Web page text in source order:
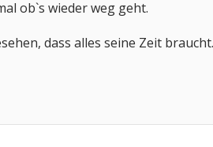
ob`s wieder weg geht.
dass alles seine Zeit braucht.